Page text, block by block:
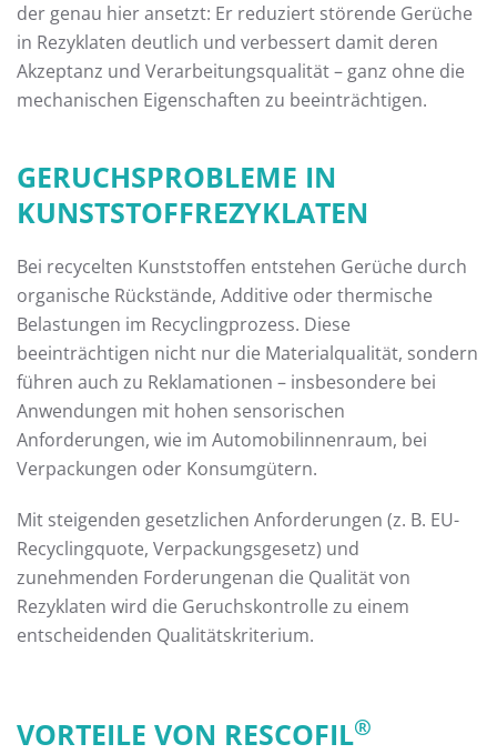
der genau hier ansetzt: Er reduziert störende Gerüche
in Rezyklaten deutlich und verbessert damit deren
Akzeptanz und Verarbeitungsqualität – ganz ohne die
mechanischen Eigenschaften zu beeinträchtigen.
GERUCHSPROBLEME IN
KUNSTSTOFFREZYKLATEN
Bei recycelten Kunststoffen entstehen Gerüche durch
organische Rückstände, Additive oder thermische
Belastungen im Recyclingprozess. Diese
beeinträchtigen nicht nur die Materialqualität, sondern
führen auch zu Reklamationen – insbesondere bei
Anwendungen mit hohen sensorischen
Anforderungen, wie im Automobilinnenraum, bei
Verpackungen oder Konsumgütern.
Mit steigenden gesetzlichen Anforderungen (z. B. EU-
Recyclingquote, Verpackungsgesetz) und
zunehmenden Forderungenan die Qualität von
Rezyklaten wird die Geruchskontrolle zu einem
entscheidenden Qualitätskriterium.
VORTEILE VON RESCOFIL®